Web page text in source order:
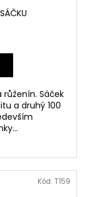
Sáček
a druhý 100
Kód: T159